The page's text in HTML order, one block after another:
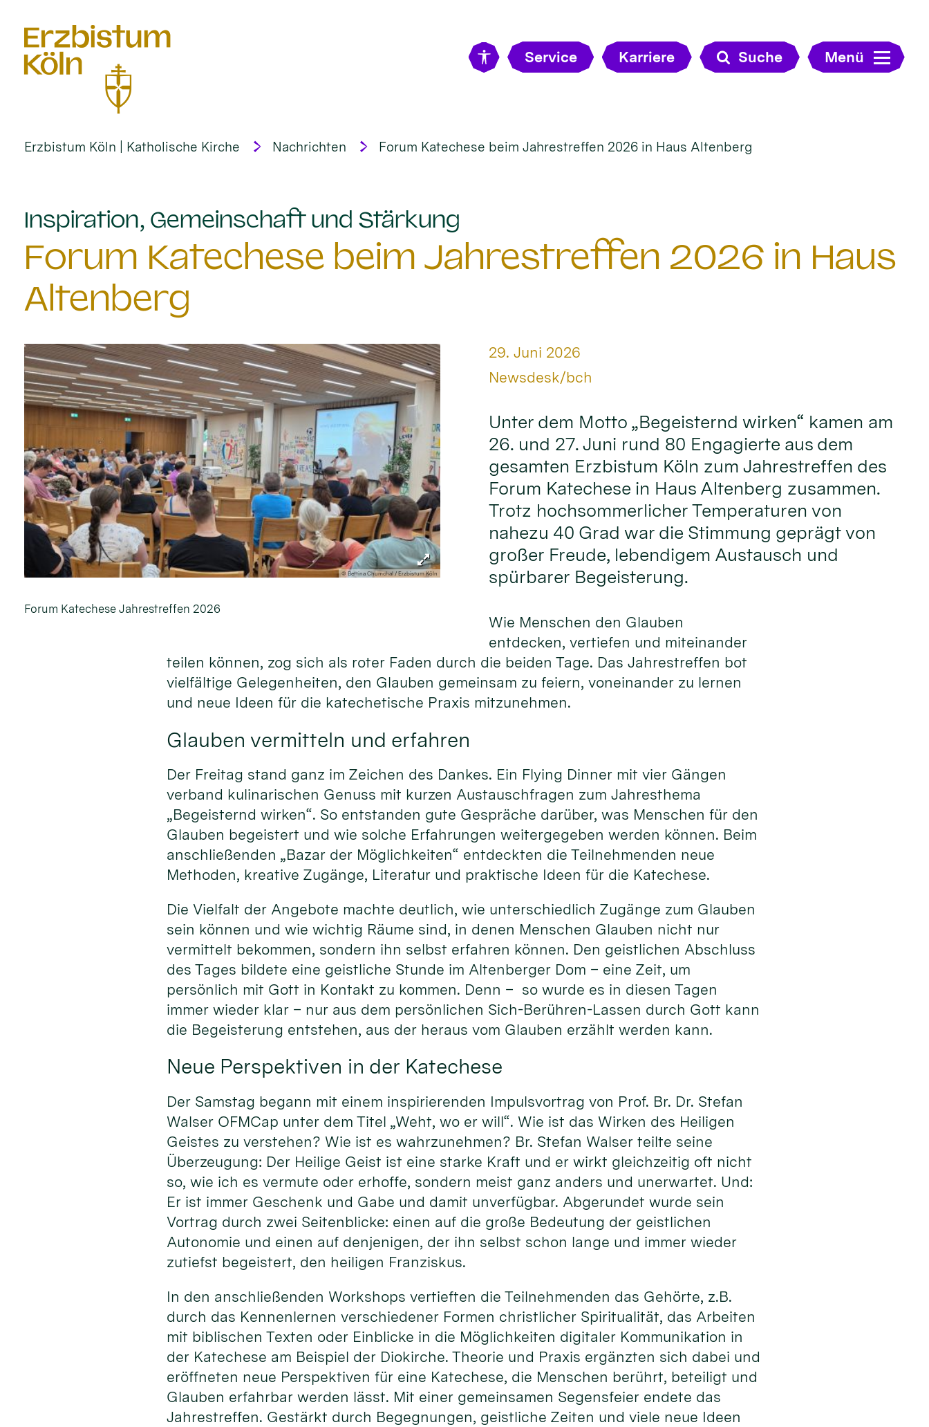
Service Karriere Suche Menü
Erzbistum Köln | Katholische Kirche Nachrichten Forum Katechese beim Jahrestreffen 2026 in Haus Altenberg
Inspiration, Gemeinschaft und Stärkung
Forum Katechese beim Jahrestreffen 2026 in Haus
Altenberg
© Bettina Chumchal / Erzbistum Köln
Forum Katechese Jahrestreffen 2026
Datum:
29. Juni 2026
Von:
Newsdesk/bch
Unter dem Motto „Begeisternd wirken“ kamen am
26. und 27. Juni rund 80 Engagierte aus dem
gesamten Erzbistum Köln zum Jahrestreffen des
Forum Katechese in Haus Altenberg zusammen.
Trotz hochsommerlicher Temperaturen von
nahezu 40 Grad war die Stimmung geprägt von
großer Freude, lebendigem Austausch und
spürbarer Begeisterung.
Wie Menschen den Glauben
entdecken, vertiefen und miteinander
teilen können, zog sich als roter Faden durch die beiden Tage. Das Jahrestreffen bot
vielfältige Gelegenheiten, den Glauben gemeinsam zu feiern, voneinander zu lernen
und neue Ideen für die katechetische Praxis mitzunehmen.
Glauben vermitteln und erfahren
Der Freitag stand ganz im Zeichen des Dankes. Ein Flying Dinner mit vier Gängen
verband kulinarischen Genuss mit kurzen Austauschfragen zum Jahresthema
„Begeisternd wirken“. So entstanden gute Gespräche darüber, was Menschen für den
Glauben begeistert und wie solche Erfahrungen weitergegeben werden können. Beim
anschließenden „Bazar der Möglichkeiten“ entdeckten die Teilnehmenden neue
Methoden, kreative Zugänge, Literatur und praktische Ideen für die Katechese.
Die Vielfalt der Angebote machte deutlich, wie unterschiedlich Zugänge zum Glauben
sein können und wie wichtig Räume sind, in denen Menschen Glauben nicht nur
vermittelt bekommen, sondern ihn selbst erfahren können. Den geistlichen Abschluss
des Tages bildete eine geistliche Stunde im Altenberger Dom – eine Zeit, um
persönlich mit Gott in Kontakt zu kommen. Denn – so wurde es in diesen Tagen
immer wieder klar – nur aus dem persönlichen Sich-Berühren-Lassen durch Gott kann
die Begeisterung entstehen, aus der heraus vom Glauben erzählt werden kann.
Neue Perspektiven in der Katechese
Der Samstag begann mit einem inspirierenden Impulsvortrag von Prof. Br. Dr. Stefan
Walser OFMCap unter dem Titel „Weht, wo er will“. Wie ist das Wirken des Heiligen
Geistes zu verstehen? Wie ist es wahrzunehmen? Br. Stefan Walser teilte seine
Überzeugung: Der Heilige Geist ist eine starke Kraft und er wirkt gleichzeitig oft nicht
so, wie ich es vermute oder erhoffe, sondern meist ganz anders und unerwartet. Und:
Er ist immer Geschenk und Gabe und damit unverfügbar. Abgerundet wurde sein
Vortrag durch zwei Seitenblicke: einen auf die große Bedeutung der geistlichen
Autonomie und einen auf denjenigen, der ihn selbst schon lange und immer wieder
zutiefst begeistert, den heiligen Franziskus.
In den anschließenden Workshops vertieften die Teilnehmenden das Gehörte, z.B.
durch das Kennenlernen verschiedener Formen christlicher Spiritualität, das Arbeiten
mit biblischen Texten oder Einblicke in die Möglichkeiten digitaler Kommunikation in
der Katechese am Beispiel der Diokirche. Theorie und Praxis ergänzten sich dabei und
eröffneten neue Perspektiven für eine Katechese, die Menschen berührt, beteiligt und
Glauben erfahrbar werden lässt. Mit einer gemeinsamen Segensfeier endete das
Jahrestreffen. Gestärkt durch Begegnungen, geistliche Zeiten und viele neue Ideen